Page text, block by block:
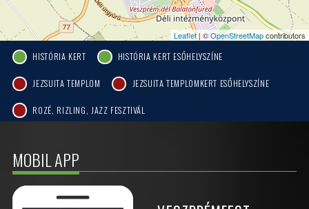
Leaflet| ©OpenStreetMapcontributors
HISTÓRIA KERT HISTÓRIA KERT ESŐHELYSZÍNE
JEZSUITA TEMPLOM JEZSUITA TEMPLOMKERT ESŐHELYSZÍNE
ROZÉ, RIZLING, JAZZ FESZTIVÁL
MOBIL APP